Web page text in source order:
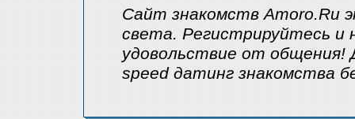
Сайт знакомств Amoro.Ru
света. Регистрируйтесь и
удовольствие от общения!
speed датинг знакомства